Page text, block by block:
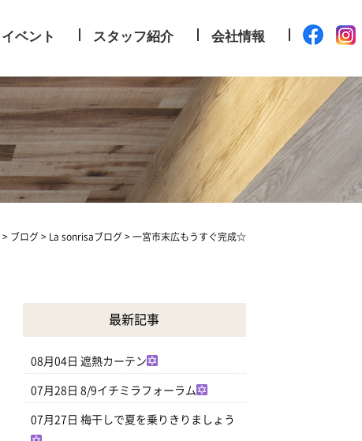
イベント スタッフ紹介 会社情報
> ブログ > La sonrisaブログ > 一宮市末広もうすぐ完成☆
最新記事
08月04日 遮熱カーテン
07月28日 8/9イチミラフォーラム
07月27日 梅干しで夏を乗りきりましょう